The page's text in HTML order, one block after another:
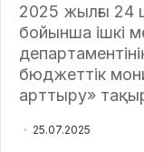
2025 жылғы 24
бойынша ішкі
бюджеттік
арттыру»
25.07.2025